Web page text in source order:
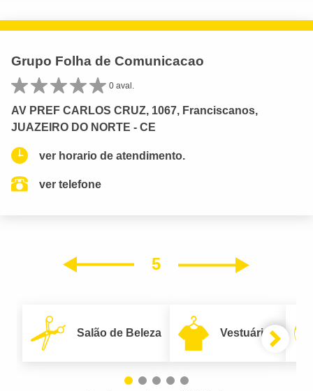
Grupo Folha de Comunicacao
0 aval.
AV PREF CARLOS CRUZ, 1067, Franciscanos,
JUAZEIRO DO NORTE - CE
ver horario de atendimento.
ver telefone
5
Salão de Beleza Vestuário